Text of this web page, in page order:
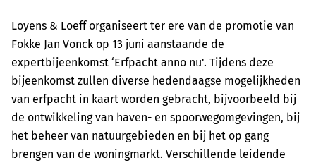
Loyens & Loeff organiseert ter ere van de promotie van
Fokke Jan Vonck op 13 juni aanstaande de
expertbijeenkomst ‘Erfpacht anno nu'. Tijdens deze
bijeenkomst zullen diverse hedendaagse mogelijkheden
van erfpacht in kaart worden gebracht, bijvoorbeeld bij
de ontwikkeling van haven- en spoorwegomgevingen, bij
het beheer van natuurgebieden en bij het op gang
brengen van de woningmarkt. Verschillende leidende